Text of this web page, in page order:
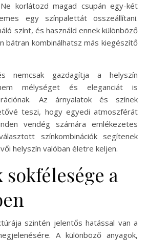
korlátozd magad csupán egy-két
egy színpalettát összeállítani.
színt, és használd ennek különböző
bátran kombinálhatsz más kiegészítő
nemcsak gazdagítja a helyszín
mélységet és eleganciát is
Az árnyalatok és színek
teszi, hogy egyedi atmoszférát
vendég számára emlékezetes
színkombinációk segítenek
helyszín valóban életre keljen.
a
szintén jelentős hatással van a
A különböző anyagok,